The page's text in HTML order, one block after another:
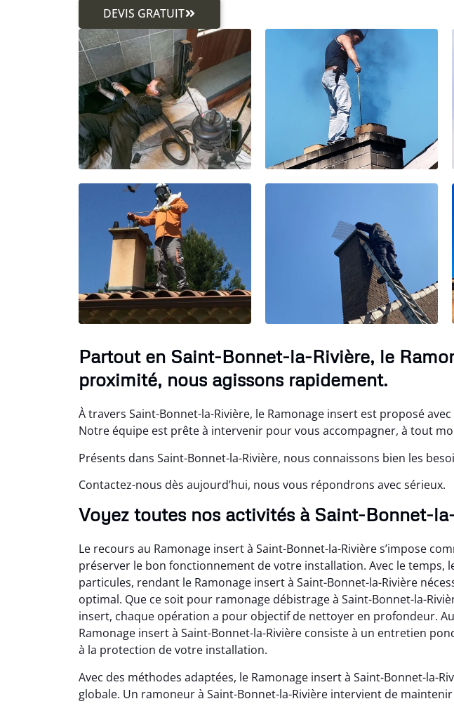
DEVIS GRATUIT
Partout en Saint-Bonnet-la-Rivière, le
proximité, nous agissons rapidement.
À travers Saint-Bonnet-la-Rivière, le Ramonage insert est proposé
Notre équipe est prête à intervenir pour vous accompagner, à tout
Présents dans Saint-Bonnet-la-Rivière, nous connaissons bien les
Contactez-nous dès aujourd’hui, nous vous répondrons avec sérieux.
Voyez toutes nos activités à Saint-Bonnet-
Le recours au Ramonage insert à Saint-Bonnet-la-Rivière s’impose
préserver le bon fonctionnement de votre installation. Avec le temps,
particules, rendant le Ramonage insert à Saint-Bonnet-la-Rivière
optimal. Que ce soit pour ramonage débistrage à Saint-Bonnet-la-
insert, chaque opération a pour objectif de nettoyer en profondeur.
Ramonage insert à Saint-Bonnet-la-Rivière consiste à un entretien
à la protection de votre installation.
Avec des méthodes adaptées, le Ramonage insert à Saint-Bonnet-la-
globale. Un ramoneur à Saint-Bonnet-la-Rivière intervient de